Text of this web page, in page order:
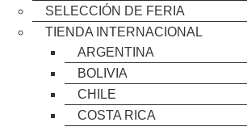
SELECCIÓN DE FERIA
TIENDA INTERNACIONAL
ARGENTINA
BOLIVIA
CHILE
COSTA RICA